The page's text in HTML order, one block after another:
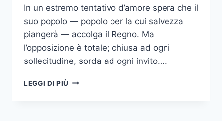
In un estremo tentativo d’amore spera che il
suo popolo — popolo per la cui salvezza
piangerà — accolga il Regno. Ma
l’opposizione è totale; chiusa ad ogni
sollecitudine, sorda ad ogni invito….
LEGGI DI PIÙ